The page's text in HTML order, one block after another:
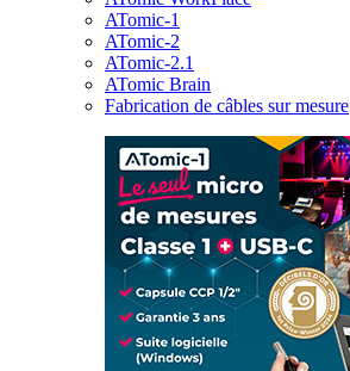
ATomic-1
ATomic-2
ATomic-2.1
ATomic Brain
Fabrication de câbles sur mesure